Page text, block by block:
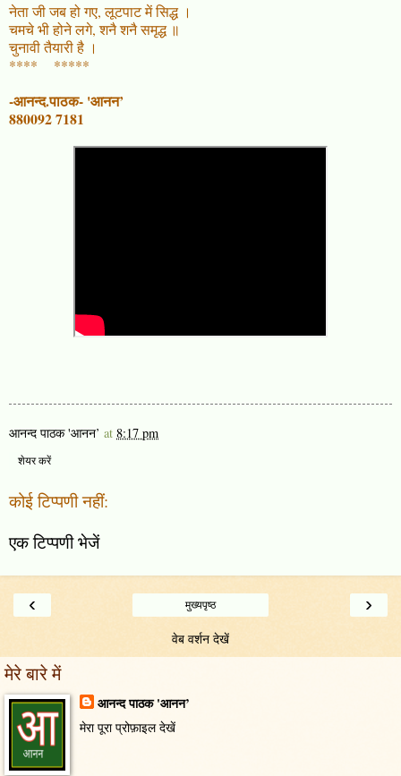
नेता जी जब हो गए, लूटपाट में सिद्ध ।
चमचे भी होने लगे, शनै शनै समृद्ध ॥
चुनावी तैयारी है ।
**** *****
-आनन्द.पाठक- 'आनन’
880092 7181
आनन्द पाठक 'आनन’ at 8:17 pm
शेयर करें
कोई टिप्पणी नहीं:
एक टिप्पणी भेजें
‹ ›
मुख्यपृष्ठ
वेब वर्शन देखें
मेरे बारे में
आनन्द पाठक 'आनन’
मेरा पूरा प्रोफ़ाइल देखें